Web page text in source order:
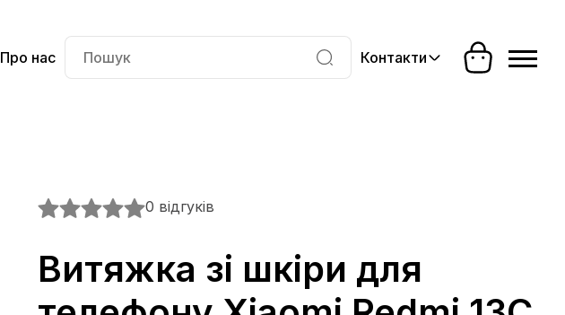
Про нас Контакти
0 відгуків
Витяжка зі шкіри для